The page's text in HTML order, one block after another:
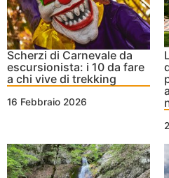
Scherzi di Carnevale da
escursionista: i 10 da fare
a chi vive di trekking
16 Febbraio 2026